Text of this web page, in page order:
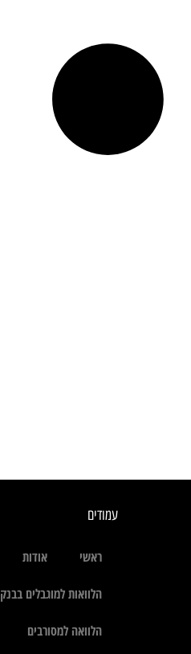
עמודים
ראשי אודות
הלוואות למוגבלים בבנק
הלוואה למסורבים